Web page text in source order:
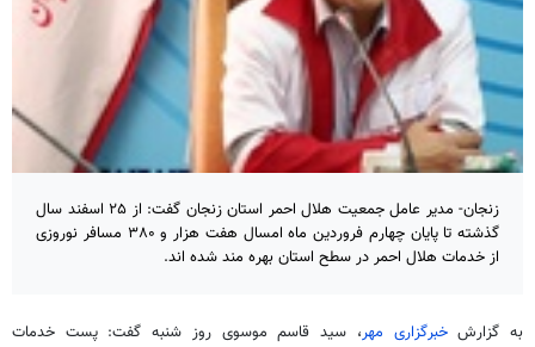
زنجان- مدیر عامل جمعیت هلال احمر استان زنجان گفت: از ۲۵ اسفند سال
گذشته تا پایان چهارم فروردین ماه امسال هفت هزار و ۳۸۰ مسافر نوروزی
از خدمات هلال احمر در سطح استان بهره مند شده اند.
به گزارشخبرگزاری مهر، سید قاسم موسوی روز شنبه گفت: پست خدمات